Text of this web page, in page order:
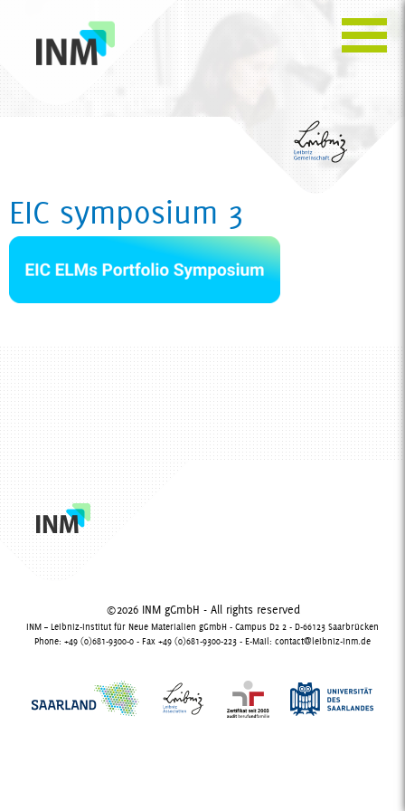
EIC symposium 3
©2026 INM gGmbH - All rights reserved
INM – Leibniz-Institut für Neue Materialien gGmbH - Campus D2 2 - D-66123 Saarbrücken
Phone: +49 (0)681-9300-0 - Fax +49 (0)681-9300-223 - E-Mail: contact@leibniz-inm.de